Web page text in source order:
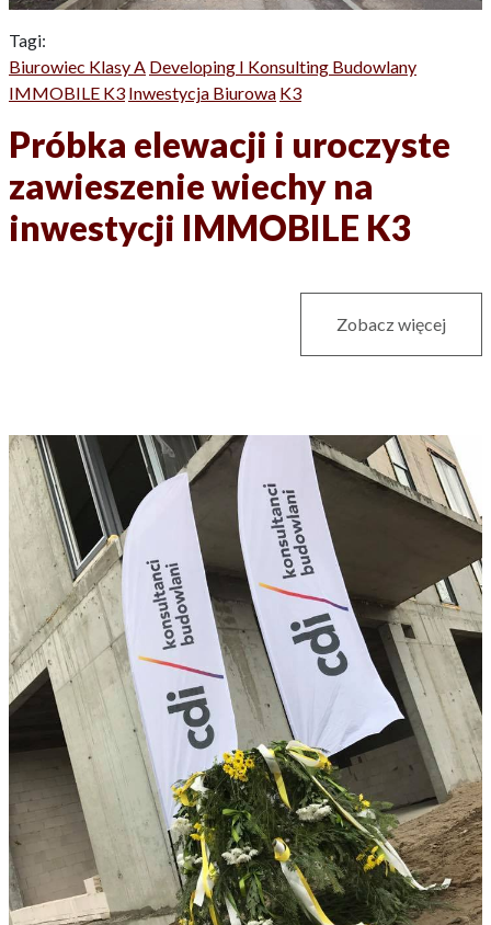
Tagi:
Biurowiec Klasy A Developing I Konsulting Budowlany
IMMOBILE K3 Inwestycja Biurowa K3
Próbka elewacji i uroczyste
zawieszenie wiechy na
inwestycji IMMOBILE K3
Zobacz więcej